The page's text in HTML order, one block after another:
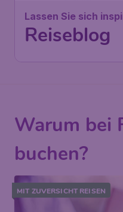
Lassen Sie sich
Reiseblog
Warum bei
buchen?
MIT ZUVERSICHT REISEN